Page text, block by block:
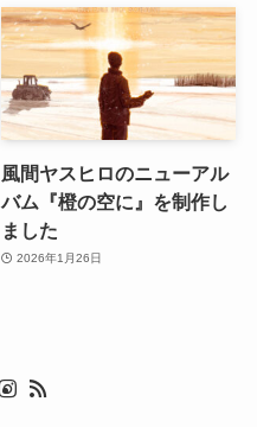
風間ヤスヒロのニューアル
バム『橙の空に』を制作し
ました
2026年1月26日